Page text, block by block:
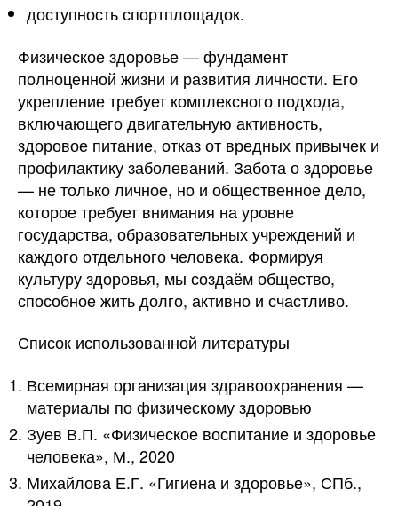
доступность спортплощадок.
Физическое здоровье — фундамент
полноценной жизни и развития личности. Его
укрепление требует комплексного подхода,
включающего двигательную активность,
здоровое питание, отказ от вредных привычек и
профилактику заболеваний. Забота о здоровье
— не только личное, но и общественное дело,
которое требует внимания на уровне
государства, образовательных учреждений и
каждого отдельного человека. Формируя
культуру здоровья, мы создаём общество,
способное жить долго, активно и счастливо.
Список использованной литературы
Всемирная организация здравоохранения —
материалы по физическому здоровью
Зуев В.П. «Физическое воспитание и здоровье
человека», М., 2020
Михайлова Е.Г. «Гигиена и здоровье», СПб.,